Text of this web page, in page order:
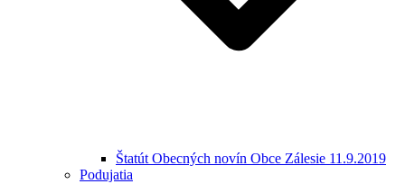
Štatút Obecných novín Obce Zálesie 11.9.2019
Podujatia